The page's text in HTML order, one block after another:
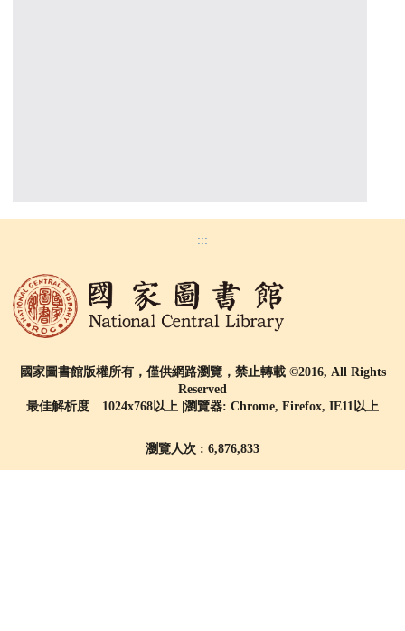
:::
國家圖書館版權所有，僅供網路瀏覽，禁止轉載 ©2016, All Rights
Reserved
最佳解析度 1024x768以上 |瀏覽器: Chrome, Firefox, IE11以上
瀏覽人次 : 6,876,833